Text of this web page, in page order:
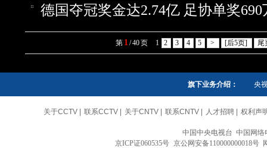
德国夺冠奖金达2.74亿 足协单奖690
第 1 /40页 1 2 3 4 5 > [后5页] 尾
旗下业务介绍： 央
关于CCTV 联系CCTV 关于CNTV 联系CNTV 人才招聘 权利声
中国中央电视台 中国网
京ICP证060535号 京公网安备110000000018号